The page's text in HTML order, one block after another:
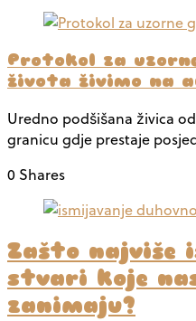
Protokol za
života živimo na
Uredno podšišana živica
granicu gdje prestaje
0 Shares
Zašto najviše
stvari koje
zanimaju?